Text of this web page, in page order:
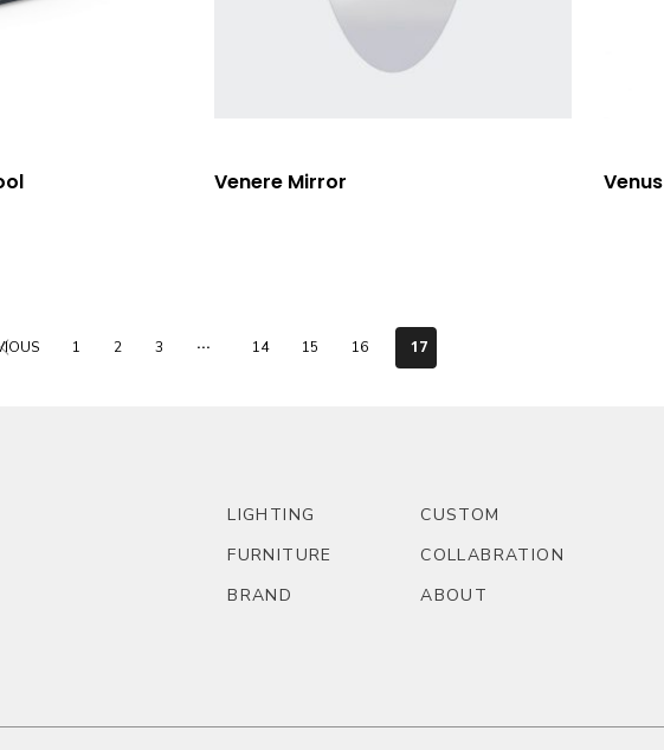
Venere Mirror Venus
1 2 3 ... 14 15 16 17
LIGHTING
FURNITURE
BRAND
CUSTOM
COLLABRATION
ABOUT